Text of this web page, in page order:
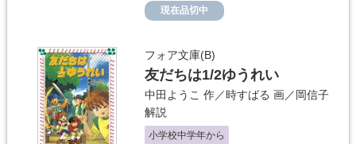
現在品切中
フォア文庫(B)
友だちは1/2ゆうれい
中田ようこ 作／時すばる 画／ 岡信子
解説
小学校中学年から